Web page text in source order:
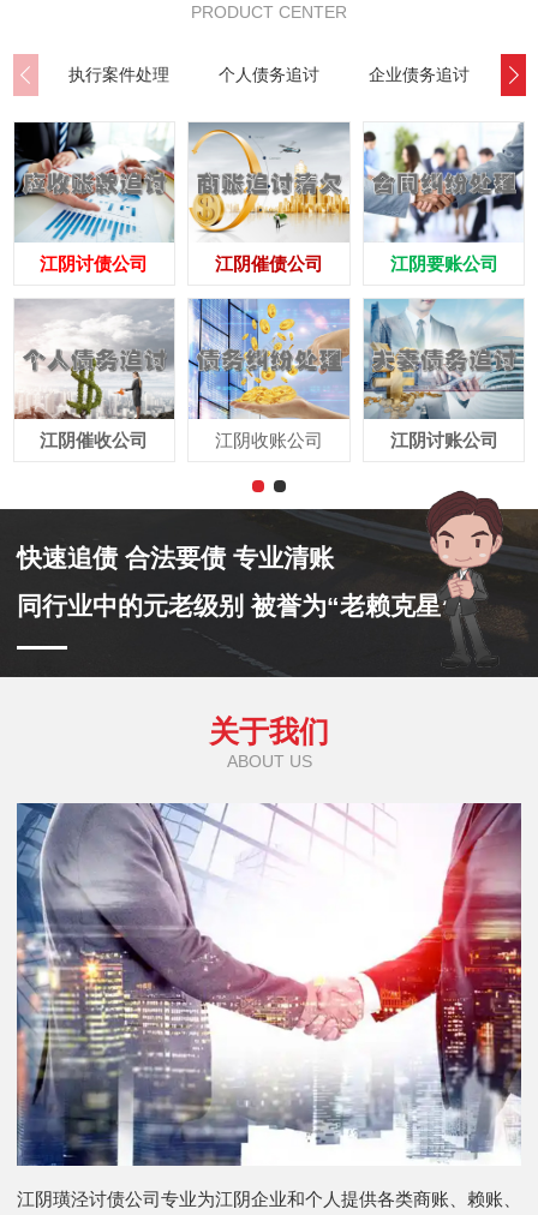
PRODUCT CENTER
执行案件处理 个人债务追讨 企业债务追讨
江阴讨债公司
江阴催收公司
江阴催债公司
江阴收账公司
江阴要账公司
江阴讨账公司
快速追债 合法要债 专业清账
同行业中的元老级别 被誉为“老赖克星”
关于我们
ABOUT US
江阴璜泾讨债公司专业为江阴企业和个人提供各类商账、赖账、